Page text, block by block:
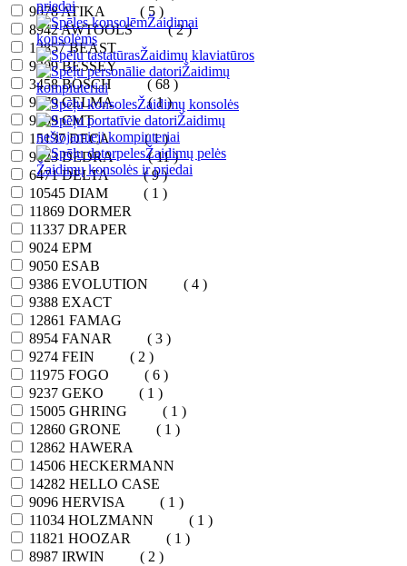
priedai
Žaidimai
konsolėms
Žaidimų klaviatūros
Žaidimų
kompiuteriai
Žaidimų konsolės
Žaidimų
nešiojamieji kompiuteriai
Žaidimų pelės
Žaidimų konsolės ir priedai
9078ATIKA
( 5 )
8942AWTOOLS
( 2 )
12857 BEAST
9309 BESSEY
3458 BOSCH
( 68 )
9279 CELMA
( 1 )
9299 CMT
15137 DECA
( 1 )
9023 DEDRA
( 11 )
6471 DELTA
( 9 )
10545 DIAM
( 1 )
11869 DORMER
11337 DRAPER
9024 EPM
9050 ESAB
9386 EVOLUTION
( 4 )
9388 EXACT
12861 FAMAG
8954 FANAR
( 3 )
9274 FEIN
( 2 )
11975 FOGO
( 6 )
9237 GEKO
( 1 )
15005 GHRING
( 1 )
12860 GRONE
( 1 )
12862 HAWERA
14506 HECKERMANN
14282 HELLO CASE
9096 HERVISA
( 1 )
11034 HOLZMANN
( 1 )
11821 HOOZAR
( 1 )
8987 IRWIN
( 2 )